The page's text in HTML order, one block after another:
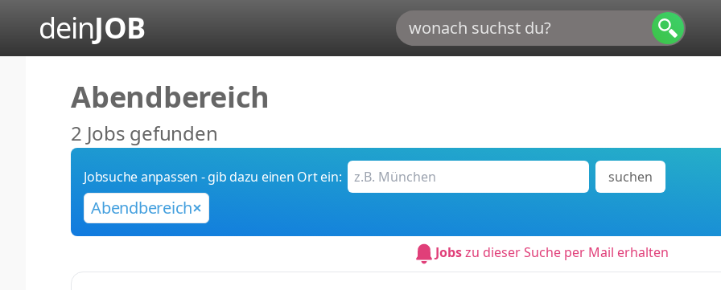
deinJOB
Abendbereich
2 Jobs gefunden
Jobsuche anpassen - gib dazu einen Ort ein: suchen
Abendbereich
Jobszu dieser Suche per Mail erhalten